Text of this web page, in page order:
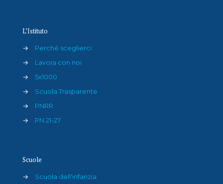
L’Istituto
→
Perché sceglierci
→
Lavora con noi
→
5x1000
→
Scuola Trasparente
→
PNRR
→
PN 21-27
Scuole
→
Scuola dell'infanzia